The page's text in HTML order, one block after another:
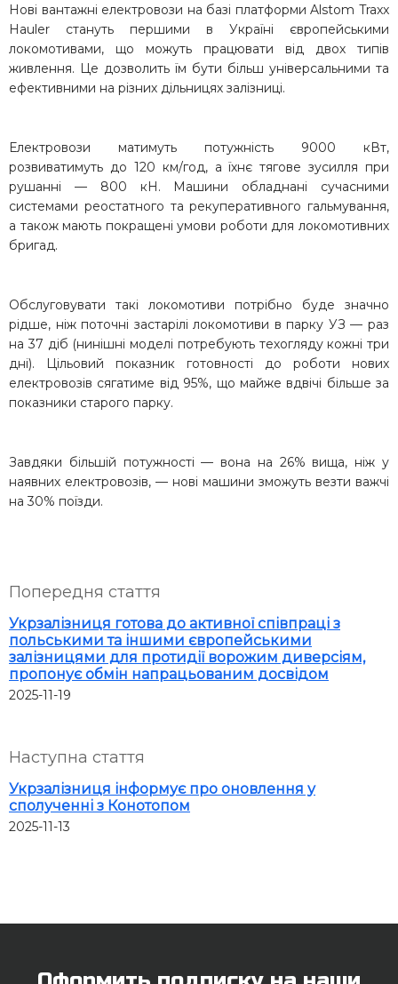
Нові вантажні електровози на базі платформи Alstom Traxx
Hauler стануть першими в Україні європейськими
локомотивами, що можуть працювати від двох типів
живлення. Це дозволить їм бути більш універсальними та
ефективними на різних дільницях залізниці.
Електровози матимуть потужність 9000 кВт,
розвиватимуть до 120 км/год, а їхнє тягове зусилля при
рушанні — 800 кН. Машини обладнані сучасними
системами реостатного та рекуперативного гальмування,
а також мають покращені умови роботи для локомотивних
бригад.
Обслуговувати такі локомотиви потрібно буде значно
рідше, ніж поточні застарілі локомотиви в парку УЗ — раз
на 37 діб (нинішні моделі потребують техогляду кожні три
дні). Цільовий показник готовності до роботи нових
електровозів сягатиме від 95%, що майже вдвічі більше за
показники старого парку.
Завдяки більшій потужності — вона на 26% вища, ніж у
наявних електровозів, — нові машини зможуть везти важчі
на 30% поїзди.
Попередня стаття
Укрзалізниця готова до активної співпраці з
польськими та іншими європейськими
залізницями для протидії ворожим диверсіям,
пропонує обмін напрацьованим досвідом
2025-11-19
Наступна стаття
Укрзалізниця інформує про оновлення у
сполученні з Конотопом
2025-11-13